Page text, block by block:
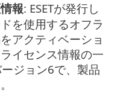
報: ESETが発行し
を使用するオフラ
アクティベーショ
イセンス情報の一
ジョン6で、製品